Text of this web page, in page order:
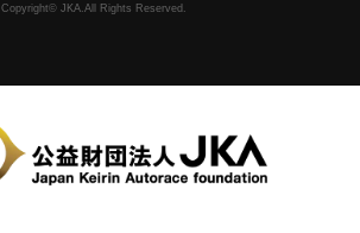
Copyright© JKA.All Rights Reserved.